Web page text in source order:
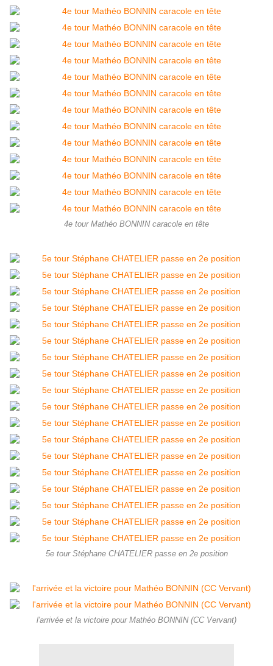
4e tour Mathéo BONNIN caracole en tête
5e tour Stéphane CHATELIER passe en 2e position
l'arrivée et la victoire pour Mathéo BONNIN (CC Vervant)